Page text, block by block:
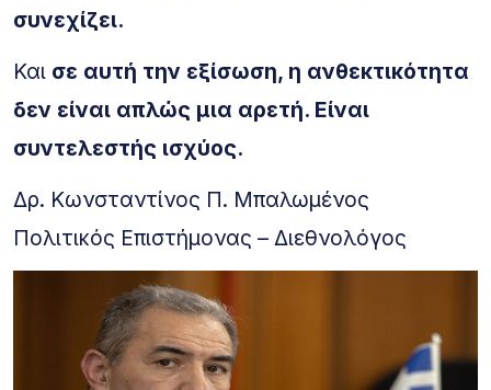
συνεχίζει.
Και σε αυτή την εξίσωση, η ανθεκτικότητα
δεν είναι απλώς μια αρετή. Είναι
συντελεστής ισχύος.
Δρ. Κωνσταντίνος Π. Μπαλωμένος
Πολιτικός Επιστήμονας – Διεθνολόγος